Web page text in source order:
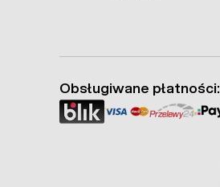
Obsługiwane płatności: